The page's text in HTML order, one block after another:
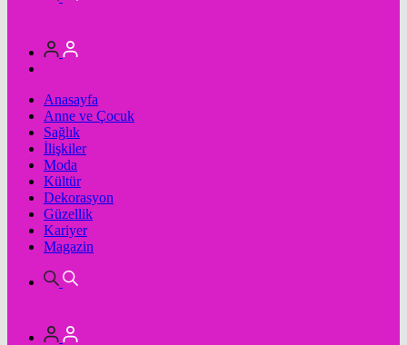
Anasayfa
Anne ve Çocuk
Sağlık
İlişkiler
Moda
Kültür
Dekorasyon
Güzellik
Kariyer
Magazin